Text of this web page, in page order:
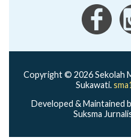
Copyright © 2026 Sekolah
Sukawati.
Developed & Maintained
Suksma